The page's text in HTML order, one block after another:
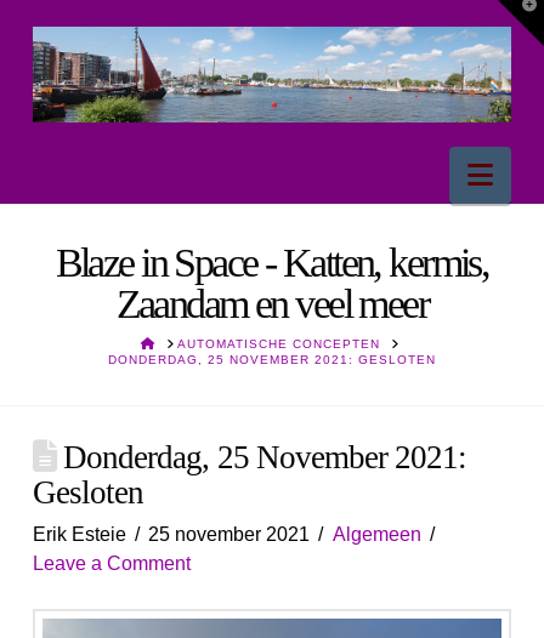
Blaze in Space - Katten, kermis,
Zaandam en veel meer
HOMEAUTOMATISCHE CONCEPTEN
DONDERDAG, 25 NOVEMBER 2021: GESLOTEN
Donderdag, 25 November 2021:
Gesloten
Erik Esteie 25 november 2021
Algemeen
Leave a Comment